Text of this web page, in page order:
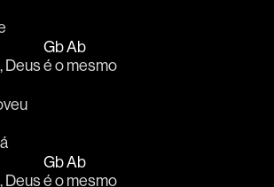
Deus
Gb
é o
Ab
mesmo
Deus
Gb
é o
Ab
mesmo